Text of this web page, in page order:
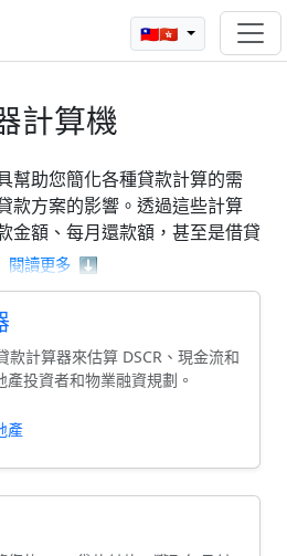
🇹🇼🇭🇰
計算機
幫助您簡化各種貸款計算的需
款方案的影響。透過這些計算
金額、每月還款額，甚至是借貸
清晰可見。無論是汽車貸款計算
這裡都有多種選擇，旨在協助您
使用這些工具，讓您的貸款處理
閱讀更多 ⬇️
款計算器來估算 DSCR、現金流和
投資者和物業融資規劃。
產